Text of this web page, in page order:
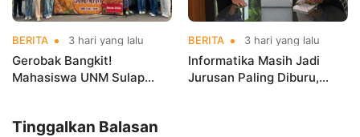
BERITA 3 hari yang lalu
Gerobak Bangkit!
Mahasiswa UNM Sulap
BERITA 3 hari yang lalu
Informatika Masih Jadi
Jurusan Paling Diburu,
Tinggalkan Balasan